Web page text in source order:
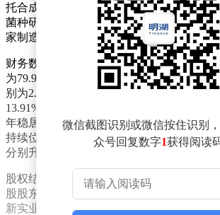
托合成生物、精密发酵及微胶囊包埋技术
菌种研发、智能化生产及产品应用的全产
家制造业单项冠军等称号。
财务数据显示，2023年至2025年期间，东
为79.93亿元、78.40亿元和77.48亿元，归
别为2.98亿元、5.78亿元和3.83亿元，毛利
13.91%之间。在市场地位方面，公司植脂
年稳居全国首位，L-赖氨酸硫酸盐、精氨
持续位列全国前五，其中精氨酸、缬氨酸
分别升至第二和第六位。
股权结构显示，东晓新实业直接持有公司
股股东。实际控制人王松江通过直接持股
新实业93%股权，合计掌控公司84.44%的
微信截图识别或微信按住识别
众号回复数字1获得阅读